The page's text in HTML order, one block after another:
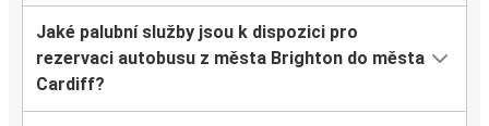
Jaké palubní služby jsou k dispozici pro
rezervaci autobusu z města Brighton do města
Cardiff?